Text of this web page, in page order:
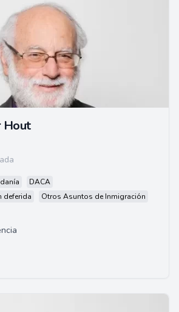
Hout
DACA
deferida
Otros Asuntos de Inmigración